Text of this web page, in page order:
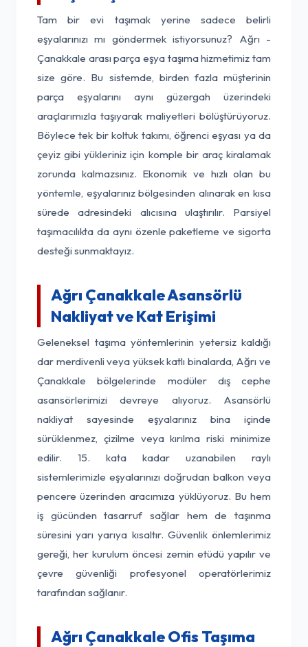
Tam bir evi taşımak yerine sadece belirli
eşyalarınızı mı göndermek istiyorsunuz? Ağrı -
Çanakkale arası parça eşya taşıma hizmetimiz tam
size göre. Bu sistemde, birden fazla müşterinin
parça eşyalarını aynı güzergah üzerindeki
araçlarımızla taşıyarak maliyetleri bölüştürüyoruz.
Böylece tek bir koltuk takımı, öğrenci eşyası ya da
çeyiz gibi yükleriniz için komple bir araç kiralamak
zorunda kalmazsınız. Ekonomik ve hızlı olan bu
yöntemle, eşyalarınız bölgesinden alınarak en kısa
sürede adresindeki alıcısına ulaştırılır. Parsiyel
taşımacılıkta da aynı özenle paketleme ve sigorta
desteği sunmaktayız.
Ağrı Çanakkale Asansörlü
Nakliyat ve Kat Erişimi
Geleneksel taşıma yöntemlerinin yetersiz kaldığı
dar merdivenli veya yüksek katlı binalarda, Ağrı ve
Çanakkale bölgelerinde modüler dış cephe
asansörlerimizi devreye alıyoruz. Asansörlü
nakliyat sayesinde eşyalarınız bina içinde
sürüklenmez, çizilme veya kırılma riski minimize
edilir. 15. kata kadar uzanabilen raylı
sistemlerimizle eşyalarınızı doğrudan balkon veya
pencere üzerinden aracımıza yüklüyoruz. Bu hem
iş gücünden tasarruf sağlar hem de taşınma
süresini yarı yarıya kısaltır. Güvenlik önlemlerimiz
gereği, her kurulum öncesi zemin etüdü yapılır ve
çevre güvenliği profesyonel operatörlerimiz
tarafından sağlanır.
Ağrı Çanakkale Ofis Taşıma